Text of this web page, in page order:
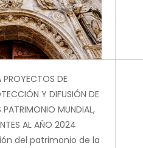
PROYECTOS DE
Y DIFUSIÓN DE
PATRIMONIO MUNDIAL,
AL AÑO 2024
del patrimonio de la